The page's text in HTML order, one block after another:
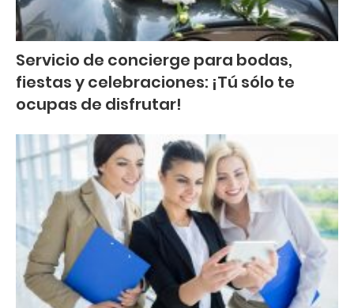
Servicio de concierge para bodas,
fiestas y celebraciones: ¡Tú sólo te
ocupas de disfrutar!